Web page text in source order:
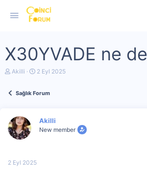
X30YVADE ne
K
u
b
a
ş
a
Akilli
B
l
i
2 Eyl 2025
Sağlık Forum
Akilli
New member
2 Eyl 2025